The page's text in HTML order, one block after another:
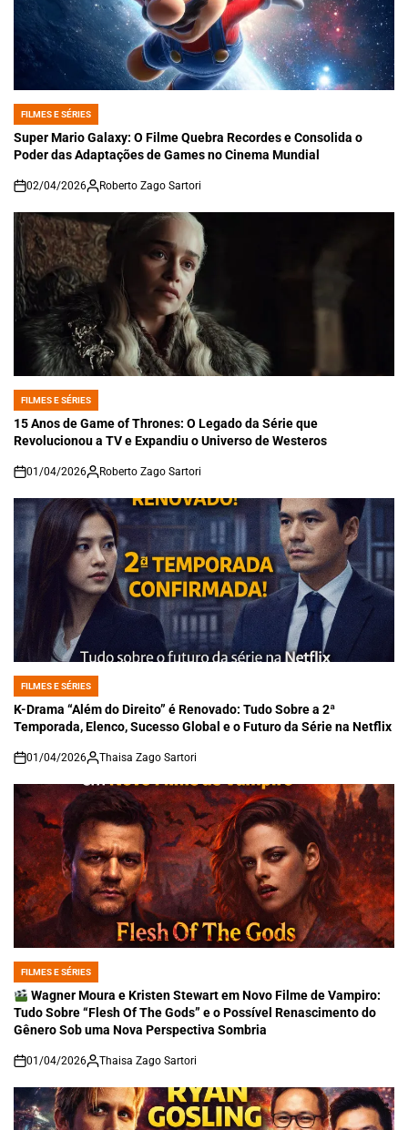
POSTED
IN
FILMES E SÉRIES
Super Mario Galaxy: O Filme Quebra Recordes e Consolida o
Poder das Adaptações de Games no Cinema Mundial
on
02/04/2026 Roberto Zago Sartori
POSTED
IN
FILMES E SÉRIES
15 Anos de Game of Thrones: O Legado da Série que
Revolucionou a TV e Expandiu o Universo de Westeros
on
01/04/2026 Roberto Zago Sartori
POSTED
IN
FILMES E SÉRIES
K-Drama “Além do Direito” é Renovado: Tudo Sobre a 2ª
Temporada, Elenco, Sucesso Global e o Futuro da Série na Netflix
on
01/04/2026 Thaisa Zago Sartori
POSTED
IN
FILMES E SÉRIES
Wagner Moura e Kristen Stewart em Novo Filme de Vampiro:
Tudo Sobre “Flesh Of The Gods” e o Possível Renascimento do
Gênero Sob uma Nova Perspectiva Sombria
on
01/04/2026 Thaisa Zago Sartori